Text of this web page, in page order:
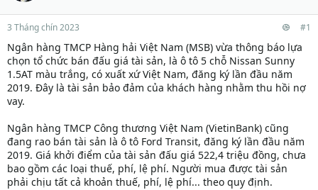
3 Tháng chín 2023 #1
Ngân hàng TMCP Hàng hải Việt Nam (MSB) vừa thông báo lựa
chọn tổ chức bán đấu giá tài sản, là ô tô 5 chỗ Nissan Sunny
1.5AT màu trắng, có xuất xứ Việt Nam, đăng ký lần đầu năm
2019. Đây là tài sản bảo đảm của khách hàng nhằm thu hồi nợ
vay.
Ngân hàng TMCP Công thương Việt Nam (VietinBank) cũng
đang rao bán tài sản là ô tô Ford Transit, đăng ký lần đầu năm
2019. Giá khởi điểm của tài sản đấu giá 522,4 triệu đồng, chưa
bao gồm các loại thuế, phí, lệ phí. Người mua được tài sản
phải chịu tất cả khoản thuế, phí, lệ phí... theo quy định.